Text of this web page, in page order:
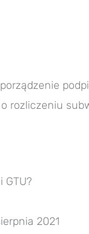
rozliczeniu
GTU?
2021